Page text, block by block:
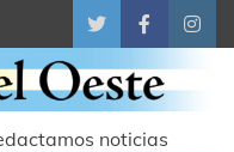
TwitterFacebook
noticias